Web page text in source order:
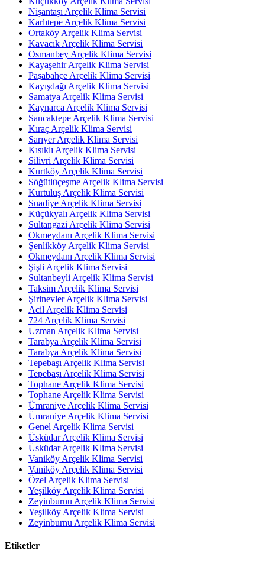
Nişantaşı Arçelik Klima Servisi
Karlıtepe Arçelik Klima Servisi
Ortaköy Arçelik Klima Servisi
Kavacık Arçelik Klima Servisi
Osmanbey Arçelik Klima Servisi
Kayaşehir Arçelik Klima Servisi
Paşabahçe Arçelik Klima Servisi
Kayışdağı Arçelik Klima Servisi
Samatya Arçelik Klima Servisi
Kaynarca Arçelik Klima Servisi
Sancaktepe Arçelik Klima Servisi
Kıraç Arçelik Klima Servisi
Sarıyer Arçelik Klima Servisi
Kısıklı Arçelik Klima Servisi
Silivri Arçelik Klima Servisi
Kurtköy Arçelik Klima Servisi
Söğütlüçeşme Arçelik Klima Servisi
Kurtuluş Arçelik Klima Servisi
Suadiye Arçelik Klima Servisi
Küçükyalı Arçelik Klima Servisi
Sultangazi Arçelik Klima Servisi
Okmeydanı Arçelik Klima Servisi
Şenlikköy Arçelik Klima Servisi
Okmeydanı Arçelik Klima Servisi
Şişli Arçelik Klima Servisi
Sultanbeyli Arçelik Klima Servisi
Taksim Arçelik Klima Servisi
Şirinevler Arçelik Klima Servisi
Acil Arçelik Klima Servisi
724 Arçelik Klima Servisi
Uzman Arçelik Klima Servisi
Tarabya Arçelik Klima Servisi
Tarabya Arçelik Klima Servisi
Tepebaşı Arçelik Klima Servisi
Tepebaşı Arçelik Klima Servisi
Tophane Arçelik Klima Servisi
Tophane Arçelik Klima Servisi
Ümraniye Arçelik Klima Servisi
Ümraniye Arçelik Klima Servisi
Genel Arçelik Klima Servisi
Üsküdar Arçelik Klima Servisi
Üsküdar Arçelik Klima Servisi
Vaniköy Arçelik Klima Servisi
Vaniköy Arçelik Klima Servisi
Özel Arçelik Klima Servisi
Yeşilköy Arçelik Klima Servisi
Zeyinburnu Arçelik Klima Servisi
Yeşilköy Arçelik Klima Servisi
Zeyinburnu Arçelik Klima Servisi
Etiketler